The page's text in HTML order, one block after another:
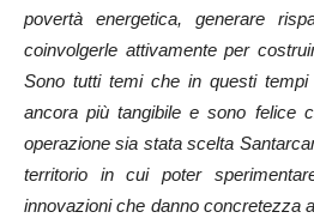
povertà energetica, generare
coinvolgerle attivamente per
Sono tutti temi che in questi
ancora più tangibile e sono felice
operazione sia stata scelta
territorio in cui poter
innovazioni che danno concretezza